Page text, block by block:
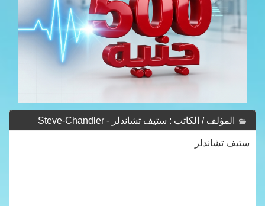
المؤلف / الكاتب : ستيف تشاندلر - Steve-Chandler
ستيف تشاندلر